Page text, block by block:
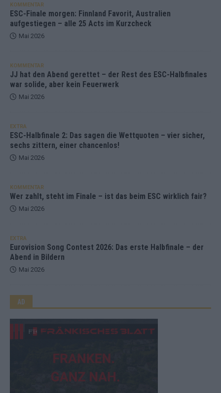
KOMMENTAR
ESC-Finale morgen: Finnland Favorit, Australien
aufgestiegen – alle 25 Acts im Kurzcheck
Mai 2026
KOMMENTAR
JJ hat den Abend gerettet – der Rest des ESC-Halbfinales
war solide, aber kein Feuerwerk
Mai 2026
EXTRA
ESC-Halbfinale 2: Das sagen die Wettquoten – vier sicher,
sechs zittern, einer chancenlos!
Mai 2026
KOMMENTAR
Wer zahlt, steht im Finale – ist das beim ESC wirklich fair?
Mai 2026
EXTRA
Eurovision Song Contest 2026: Das erste Halbfinale – der
Abend in Bildern
Mai 2026
AD